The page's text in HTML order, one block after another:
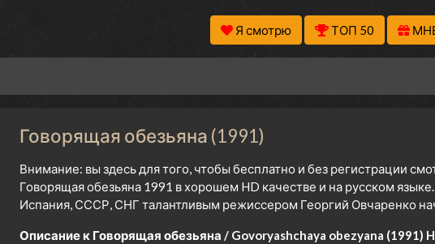
Я смотрю ТОП 50
Говорящая обезьяна (1991)
Внимание: вы здесь для того, чтобы бесплатно и без регистрации
Говорящая обезьяна 1991 в хорошем HD качестве и на русском
Испания, СССР, СНГ талантливым режиссером Георгий Овчаренко
Описание к Говорящая обезьяна / Govoryashchaya obezyana (1991)